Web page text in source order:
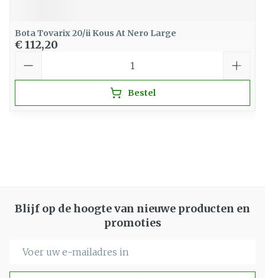
Bota Tovarix 20/ii Kous At Nero Large
€ 112,20
Bestel
Blijf op de hoogte van nieuwe producten en
promoties